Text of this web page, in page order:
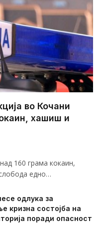
во Кочани
хашиш и
160 грама кокаин,
едно…
одлука за
кризна состојба на
поради опасност